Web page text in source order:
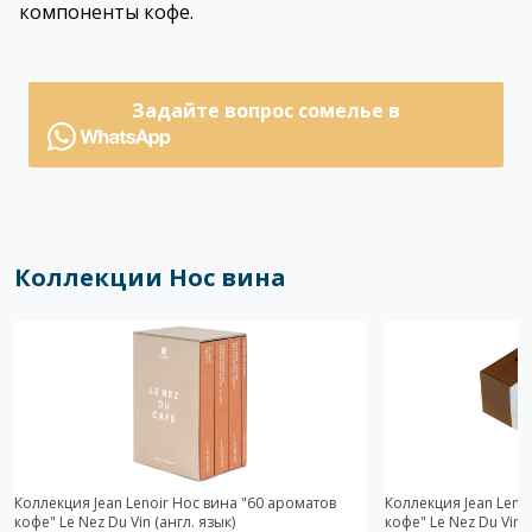
компоненты кофе.
Задайте вопрос сомелье в
Коллекции Нос вина
Коллекция Jean Lenoir Нос вина "60 ароматов
кофе" Le Nez Du Vin (англ. язык)
Коллекция Jean
кофе" Le Nez Du Vin